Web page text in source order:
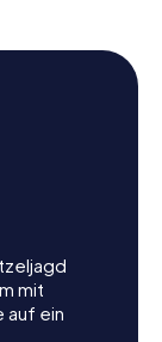
mit
auf ein